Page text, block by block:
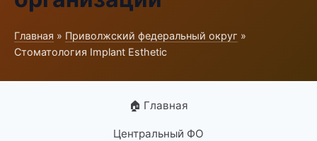
Главная » Приволжский федеральный округ »
Стоматология Implant Esthetic
🏠 Главная
Центральный ФО